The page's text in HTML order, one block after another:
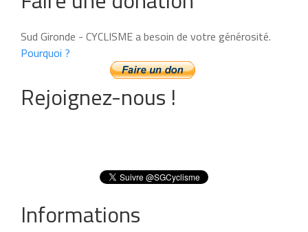
Sud Gironde - CYCLISME a besoin de votre générosité.
Pourquoi ?
Rejoignez-nous !
Informations